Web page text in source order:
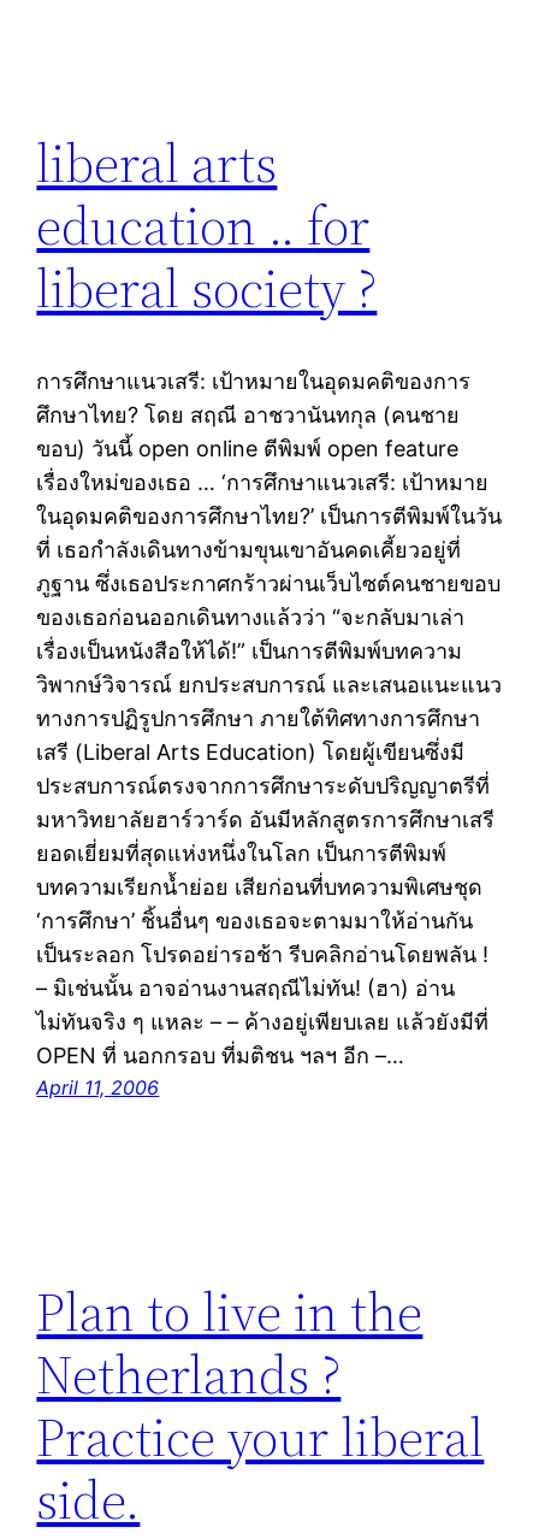
liberal arts
education .. for
liberal society ?
การศึกษาแนวเสรี: เป้าหมายในอุดมคติของการ
ศึกษาไทย? โดย สฤณี อาชวานันทกุล (คนชาย
ขอบ) วันนี้ open online ตีพิมพ์ open feature
เรื่องใหม่ของเธอ … ‘การศึกษาแนวเสรี: เป้าหมาย
ในอุดมคติของการศึกษาไทย?’ เป็นการตีพิมพ์ในวัน
ที่ เธอกำลังเดินทางข้ามขุนเขาอันคดเคี้ยวอยู่ที่
ภูฐาน ซึ่งเธอประกาศกร้าวผ่านเว็บไซต์คนชายขอบ
ของเธอก่อนออกเดินทางแล้วว่า “จะกลับมาเล่า
เรื่องเป็นหนังสือให้ได้!” เป็นการตีพิมพ์บทความ
วิพากษ์วิจารณ์ ยกประสบการณ์ และเสนอแนะแนว
ทางการปฏิรูปการศึกษา ภายใต้ทิศทางการศึกษา
เสรี (Liberal Arts Education) โดยผู้เขียนซึ่งมี
ประสบการณ์ตรงจากการศึกษาระดับปริญญาตรีที่
มหาวิทยาลัยฮาร์วาร์ด อันมีหลักสูตรการศึกษาเสรี
ยอดเยี่ยมที่สุดแห่งหนึ่งในโลก เป็นการตีพิมพ์
บทความเรียกน้ำย่อย เสียก่อนที่บทความพิเศษชุด
‘การศึกษา’ ชิ้นอื่นๆ ของเธอจะตามมาให้อ่านกัน
เป็นระลอก โปรดอย่ารอช้า รีบคลิกอ่านโดยพลัน !
– มิเช่นนั้น อาจอ่านงานสฤณีไม่ทัน! (ฮา) อ่าน
ไม่ทันจริง ๆ แหละ – – ค้างอยู่เพียบเลย แล้วยังมีที่
OPEN ที่ นอกกรอบ ที่มติชน ฯลฯ อีก –…
April 11, 2006
Plan to live in the
Netherlands ?
Practice your liberal
side.